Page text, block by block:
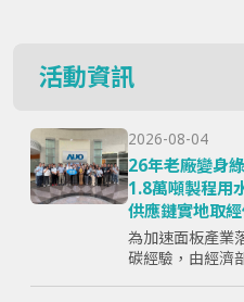
活動資訊
2026-08-04
26年老廠變身
1.8萬噸製程用
供應鏈實地取
為加速面板產業
碳經驗，由經濟